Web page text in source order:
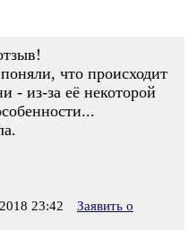
что происходит
- из-за её некоторой
23:42
Заявить о